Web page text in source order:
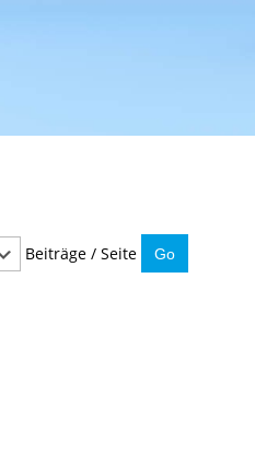
Beiträge / Seite